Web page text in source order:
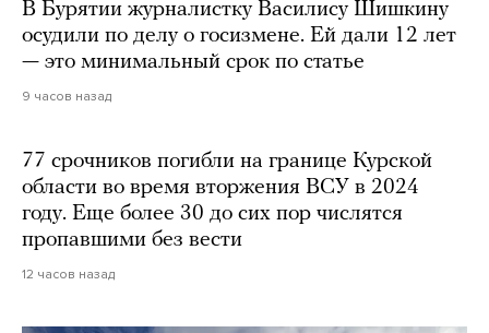
В Бурятии журналистку Василису Шишкину
осудили по делу о госизмене. Ей дали 12 лет
— это минимальный срок по статье
9 часов назад
77 срочников погибли на границе Курской
области во время вторжения ВСУ в 2024
году. Еще более 30 до сих пор числятся
пропавшими без вести
12 часов назад